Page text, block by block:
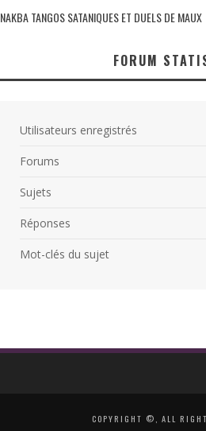
NAKBA TANGOS SATANIQUES ET DUELS DE MAUX
FORUM
Utilisateurs enregistrés
Forums
Sujets
Réponses
Mot-clés du sujet
COPYRIGHT ©, ALL